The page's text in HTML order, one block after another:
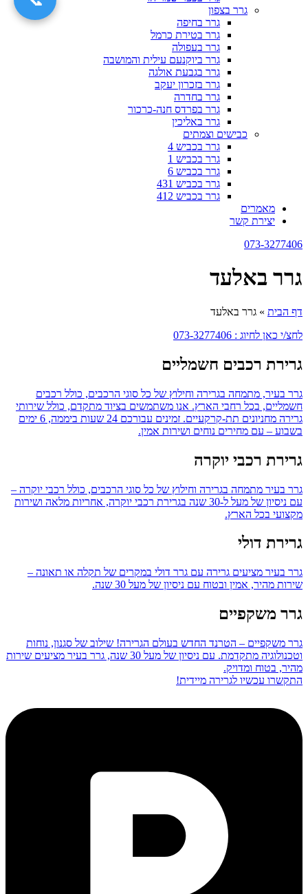
גרר בצפון
גרר בחיפה
גרר בטירת כרמל
גרר בעפולה
גרר ביוקנעם עילית והמושבה
גרר בגבעת אולגה
גרר בזכרון יעקב
גרר בחדרה
גרר בפרדס חנה-כרכור
גרר באליכין
כבישים וצמתים
גרר בכביש 4
גרר בכביש 1
גרר בכביש 6
גרר בכביש 431
גרר בכביש 412
מאמרים
יצירת קשר
073-3277406
גרר באלעד
דף הבית » גרר באלעד
לחצ/י כאן לחיוג : 073-3277406
גרירת רכבים חשמליים
גרר בעיר, מתמחה בגרירה וחילוץ של כל סוגי הרכבים, כולל רכבים
חשמליים, בכל רחבי הארץ. אנו משתמשים בציוד מתקדם, כולל שירותי
גרירה מחניונים תת-קרקעיים. זמינים עבורכם 24 שעות ביממה, 6 ימים
בשבוע – עם מחירים נוחים ושירות אמין.
גרירת רכבי יוקרה
גרר בעיר מתמחה בגרירה וחילוץ של כל סוגי הרכבים, כולל רכבי יוקרה –
עם ניסיון של מעל ל-30 שנה בגרירת רכבי יוקרה, אחריות מלאה ושירות
מקצועי בכל הארץ.
גרירת דולי
גרר בעיר מציעים גרירה עם גרר דולי במקרים של תקלה או תאונה –
שירות מהיר, אמין ובטוח עם ניסיון של מעל 30 שנה.
גרר משקפיים
גרר משקפיים – הטרנד החדש בעולם הגרירה! שילוב של סגנון, נוחות
וטכנולוגיה מתקדמת. עם ניסיון של מעל 30 שנה, גרר בעיר מציעים שירות
מהיר, בטוח ומדויק.
התקשרו עכשיו לגרירה מיידית!